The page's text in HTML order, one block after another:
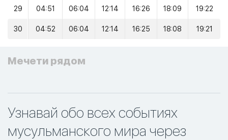
29 04:51 06:04 12:14 16:26 18:09 19:22
30 04:52 06:04 12:14 16:25 18:08 19:21
Мечети рядом
Узнавай обо всех событиях
мусульманского мира через